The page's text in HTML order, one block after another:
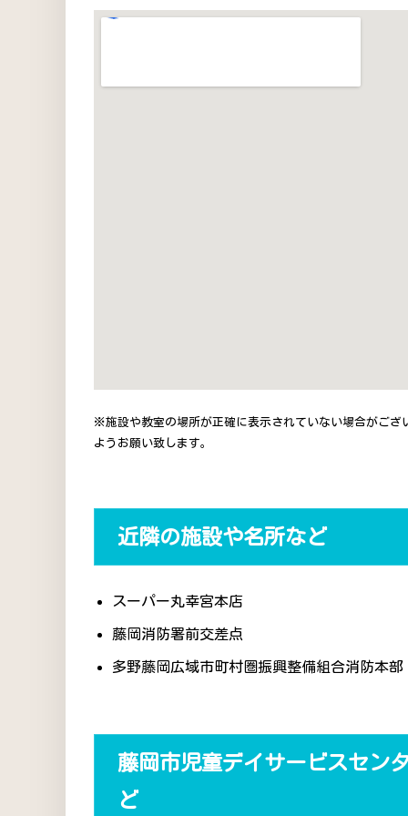
※施設や教室の場所が正確に表示されていない場合がご
ようお願い致します。
近隣の施設や名所など
スーパー丸幸宮本店
藤岡消防署前交差点
多野藤岡広域市町村圏振興整備組合消防本部
藤岡市児童デイサービスセン
ど